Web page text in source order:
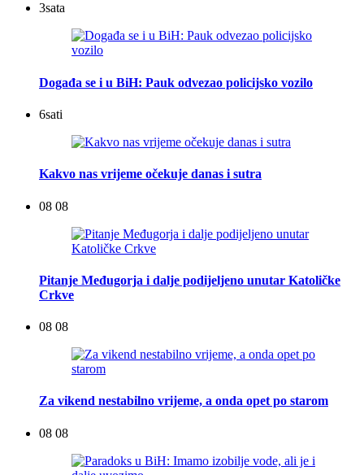
3sata
Događa se i u BiH: Pauk odvezao policijsko vozilo
6sati
Kakvo nas vrijeme očekuje danas i sutra
08 08
Pitanje Međugorja i dalje podijeljeno unutar Katoličke
Crkve
08 08
Za vikend nestabilno vrijeme, a onda opet po starom
08 08